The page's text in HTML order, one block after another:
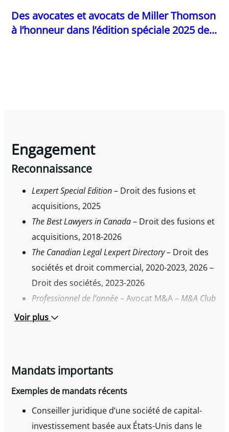
Des avocates et avocats de Miller Thomson
à l’honneur dans l’édition spéciale 2025 de...
Engagement
Reconnaissance
Lexpert Special Edition– Droit des fusions et
acquisitions, 2025
The Best Lawyers in Canada– Droit des fusions et
acquisitions, 2018-2026
The Canadian Legal Lexpert Directory – Droit des
sociétés et droit commercial, 2020-2023, 2026 –
Droit des sociétés, 2023-2026
Professionnel de l’année– Avocat M&A – M&A Club
Canada
Voir plus
Mandats importants
Exemples de mandats récents
Conseiller juridique d’une société de capital-
investissement basée aux États-Unis dans le